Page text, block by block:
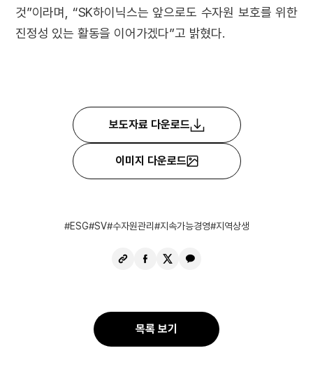
것”이라며, “SK하이닉스는 앞으로도 수자원 보호를 위한
진정성 있는 활동을 이어가겠다”고 밝혔다.
보도자료 다운로드
이미지 다운로드
ESG SV 수자원관리 지속가능경영 지역상생
URL
페
공
X
카
목록 보기